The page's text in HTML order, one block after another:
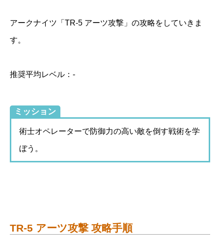
アークナイツ「TR-5 アーツ攻撃」の攻略をしていきま
す。
推奨平均レベル：-
ミッション
術士オペレーターで防御力の高い敵を倒す戦術を学
ぼう。
TR-5 アーツ攻撃 攻略手順